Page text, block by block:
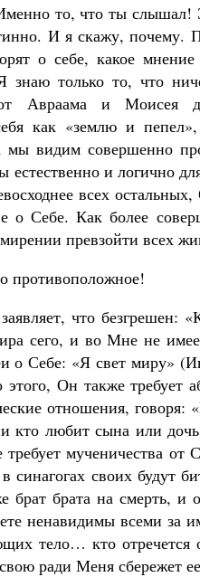
то, что ты слышал!
И я скажу, почему.
о себе, какое
знаю только то, что
Авраама и Моисея
себя как «землю и
мы видим совершенно
естественно и логично
всех
о Себе. Как более
превзойти всех
противоположное!
что безгрешен:
сего, и во Мне не
о Себе: «Я свет миру»
Он также требует
отношения,
кто любит сына или
мученичества от
синагогах своих будут
брата на смерть, и
ненавидимы всеми за
тело… кто
ради Меня сбережет